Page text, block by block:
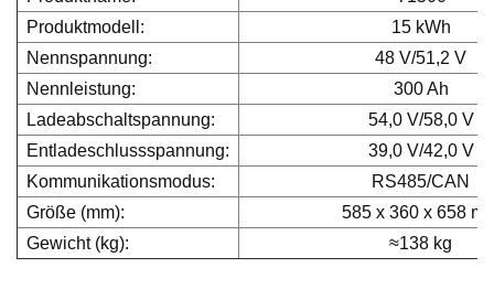
Produktmodell:
15 kWh
Nennspannung:
48 V/51,2 V
Nennleistung:
300 Ah
Ladeabschaltspannung:
54,0 V/58,0 V
Entladeschlussspannung:
39,0 V/42,0 V
Kommunikationsmodus:
RS485/CAN
Größe (mm):
585 x 360 x 658
Gewicht (kg):
≈138 kg